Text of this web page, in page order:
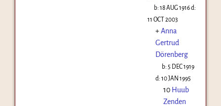
b:18 AUG 1916d:
11 OCT 2003
+Anna
Gertrud
Dörenberg
b: 5 DEC 1919
d: 10 JAN 1995
10 Huub
Zenden